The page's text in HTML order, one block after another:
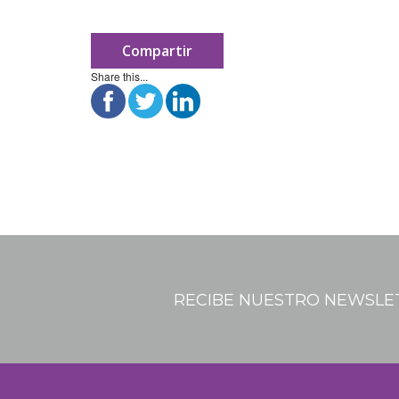
Compartir
Share this...
RECIBE NUESTRO